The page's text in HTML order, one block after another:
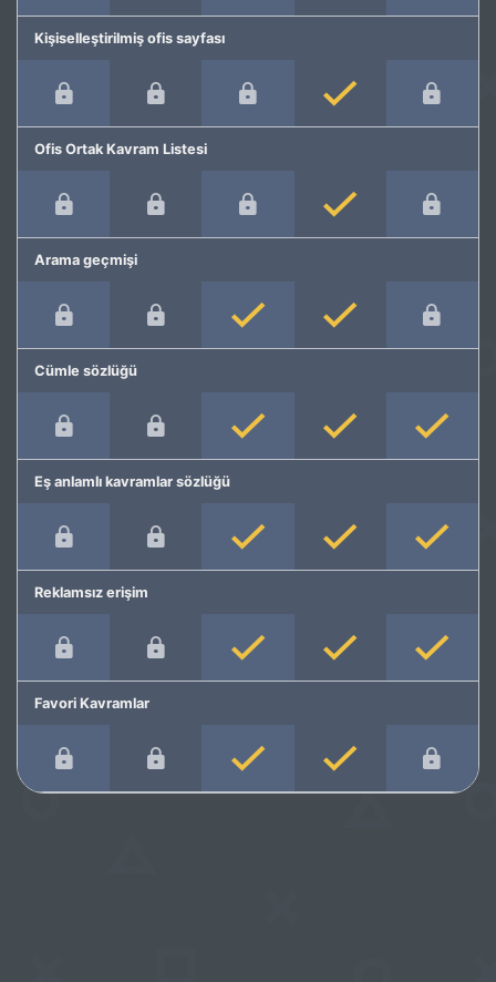
Kişiselleştirilmiş ofis sayfası
Ofis Ortak Kavram Listesi
Arama geçmişi
Cümle sözlüğü
Eş anlamlı kavramlar sözlüğü
Reklamsız erişim
Favori Kavramlar